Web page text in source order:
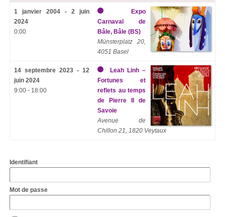
1 janvier 2004 - 2 juin
2024
0:00
Expo
Carnaval de
Bâle, Bâle (BS)
Münsterplatz 20,
4051 Basel
14 septembre 2023 - 12
juin 2024
9:00 - 18:00
Leah Linh –
Fortunes et
reflets au temps
de Pierre II de
Savoie
Avenue de
Chillon 21, 1820 Veytaux
Identifiant
Mot de passe